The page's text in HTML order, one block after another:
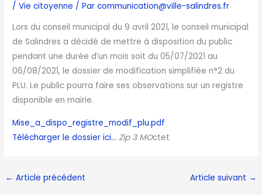
/Vie citoyenne / Parcommunication@ville-salindres.fr
Lors du conseil municipal du 9 avril 2021, le conseil municipal
de Salindres a décidé de mettre à disposition du public
pendant une durée d’un mois soit du 05/07/2021 au
06/08/2021, le dossier de modification simplifiée n°2 du
PLU. Le public pourra faire ses observations sur un registre
disponible en mairie.
Mise_a_dispo_registre_modif_plu.pdf
Télécharger le dossier ici… Zip 3 MOctet
← Article précédent Article suivant →